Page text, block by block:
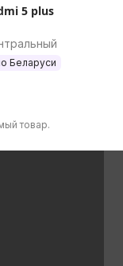
5 plus
Беларуси
товар.